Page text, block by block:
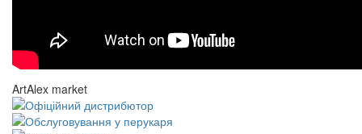
ArtAlex market